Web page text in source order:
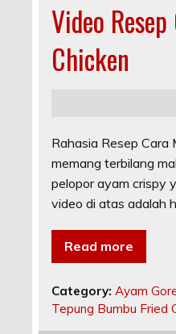
Video
Chicken
Rahasia Resep Cara
memang terbilang
pelopor ayam crispy
video di atas adalah
Read more
Category:Ayam
Tepung Bumbu Fried